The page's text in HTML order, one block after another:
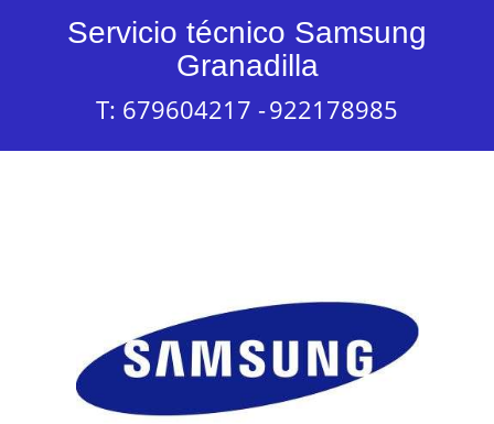
Servicio técnico Samsung
Granadilla
T: 679604217 -922178985